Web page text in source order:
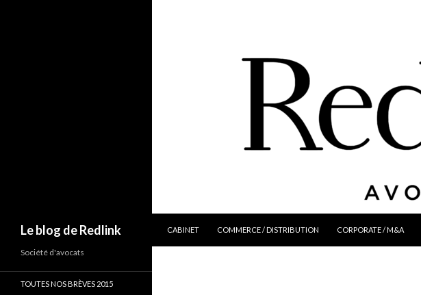
Le blog de Redlink
CABINET
COMMERCE / DISTRIBUTION CORPORATE / M&A
Société d'avocats
TOUTES NOS BRÈVES 2015